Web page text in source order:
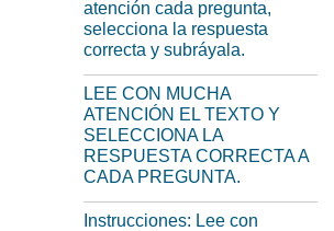
atención cada pregunta,
selecciona la respuesta
correcta y subráyala.
LEE CON MUCHA
ATENCIÓN EL TEXTO Y
SELECCIONA LA
RESPUESTA CORRECTA A
CADA PREGUNTA.
Instrucciones: Lee con